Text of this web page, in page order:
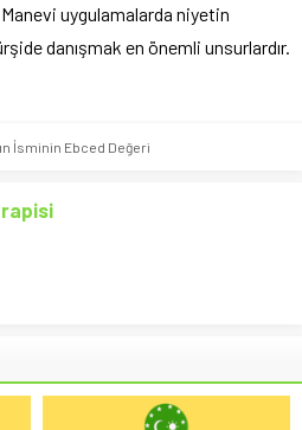
uygulamalarda niyetin
danışmak en önemli unsurlardır.
İsminin Ebced Değeri